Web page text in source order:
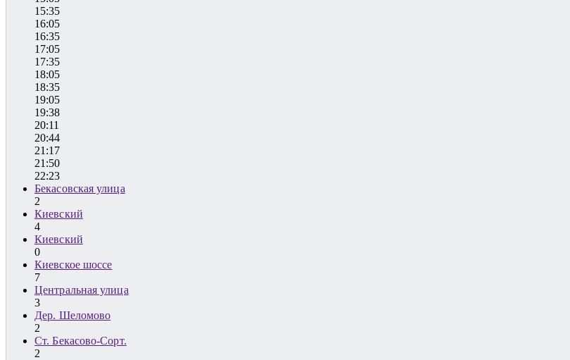
15:35
16:05
16:35
17:05
17:35
18:05
18:35
19:05
19:38
20:11
20:44
21:17
21:50
22:23
Бекасовская улица
2
Киевский
4
Киевский
0
Киевское шоссе
7
Центральная улица
3
Дер. Шеломово
2
Ст. Бекасово-Сорт.
2